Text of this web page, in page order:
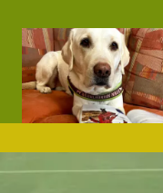
Inhalt
springen